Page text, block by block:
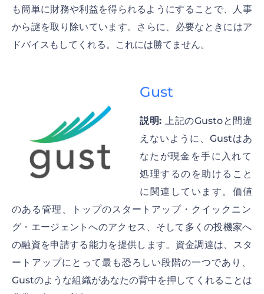
も簡単に財務や利益を得られるようにすることで、人事
から謎を取り除いています。さらに、必要なときにはア
ドバイスもしてくれる。これには勝てません。
Gust
説明: 上記のGustoと間違
えないように、Gustはあ
なたが現金を手に入れて
処理するのを助けること
に関連しています。価値
のある管理、トップのスタートアップ・クイックニン
グ・エージェントへのアクセス、そして多くの投機家へ
の融資を申請する能力を提供します。資金調達は、スタ
ートアップにとって最も恐ろしい段階の一つであり、
Gustのような組織があなたの背中を押してくれることは